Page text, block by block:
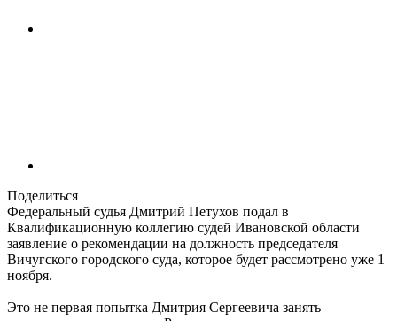
Поделиться
Федеральный судья Дмитрий Петухов подал в
Квалификационную коллегию судей Ивановской области
заявление о рекомендации на должность председателя
Вичугского городского суда, которое будет рассмотрено уже 1
ноября.
Это не первая попытка Дмитрия Сергеевича занять